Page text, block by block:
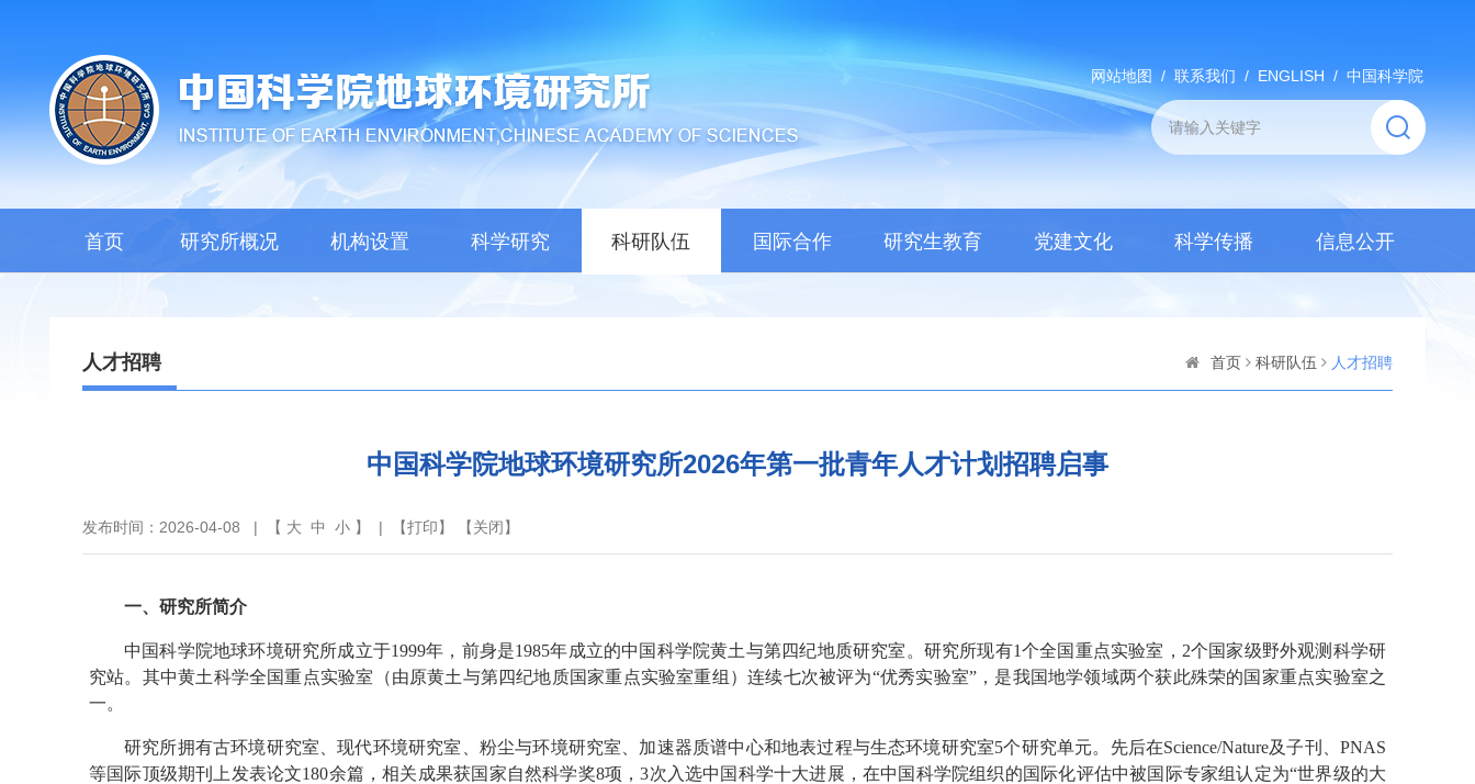
网站地图 / 联系我们 / ENGLISH / 中国科学院
首页 研究所概况 机构设置 科学研究 科研队伍 国际合作 研究生教育 党建文化 科学传播 信息公开
人才招聘 首页 科研队伍 人才招聘
中国科学院地球环境研究所2026年第一批青年人才计划招聘启事
发布时间：2026-04-08 | 【 大 中 小 】 | 【打印】 【关闭】
一、研究所简介
中国科学院地球环境研究所成立于1999年，前身是1985年成立的中国科学院黄土与第四纪地质研究室。研究所现有1个全国重点实验室，2个国家级野外观测科学研
究站。其中黄土科学全国重点实验室（由原黄土与第四纪地质国家重点实验室重组）连续七次被评为“优秀实验室”，是我国地学领域两个获此殊荣的国家重点实验室之
一。
研究所拥有古环境研究室、现代环境研究室、粉尘与环境研究室、加速器质谱中心和地表过程与生态环境研究室5个研究单元。先后在Science/Nature及子刊、PNAS
等国际顶级期刊上发表论文180余篇，相关成果获国家自然科学奖8项，3次入选中国科学十大进展，在中国科学院组织的国际化评估中被国际专家组认定为“世界级的大